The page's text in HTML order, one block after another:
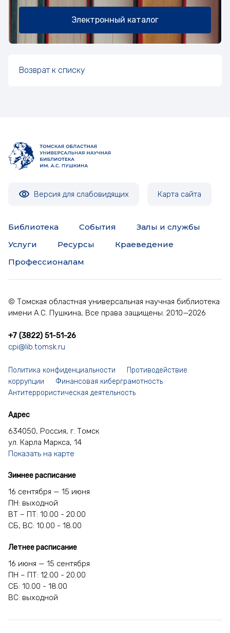
Электронный каталог
Возврат к списку
Версия для слабовидящих Карта сайта
Библиотека События
Залы и службы
Услуги
Ресурсы
Краеведение
Профессионалам
© Томская областная универсальная научная библиотека
имени А.С. Пушкина, Все права защищены. 2010—2026
+7 (3822) 51-51-26
cpi@lib.tomsk.ru
Политика конфиденциальности
Противодействие
коррупции
Финансовая киберграмотность
Антитеррористическая деятельность
Адрес
634050, Россия, г. Томск
ул. Карла Маркса, 14
Показать на карте
Зимнее расписание
16 сентября — 15 июня
ПН: выходной
ВТ – ПТ: 10.00 - 20.00
СБ, ВС: 10.00 - 18.00
Летнее расписание
16 июня — 15 сентября
ПН – ПТ: 12.00 - 20.00
СБ: 10.00 - 18.00
ВС: выходной